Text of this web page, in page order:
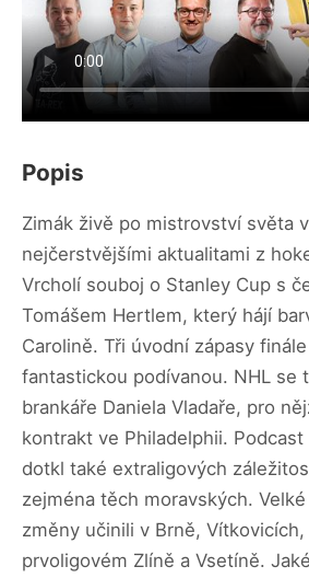
Popis
Zimák živě po mistrovství světa
nejčerstvějšími aktualitami z
Vrcholí souboj o Stanley Cup s
Tomášem Hertlem, který hájí
Carolině. Tři úvodní zápasy
fantastickou podívanou. NHL se
brankáře Daniela Vladaře, pro
kontrakt ve Philadelphii.
dotkl také extraligových
zejména těch moravských.
změny učinili v Brně,
prvoligovém Zlíně a Vsetíně.